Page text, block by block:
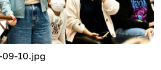
09-10.jpg